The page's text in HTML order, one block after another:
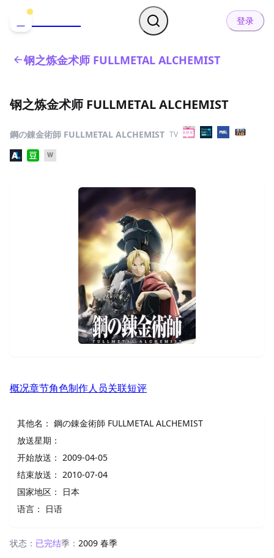
登录
钢之炼金术师 FULLMETAL ALCHEMIST
钢之炼金术师 FULLMETAL ALCHEMIST
鋼の錬金術師 FULLMETAL ALCHEMIST TV
概况章节角色制作人员关联短评
其他名： 鋼の錬金術師 FULLMETAL ALCHEMIST
放送星期：
开始放送： 2009-04-05
结束放送： 2010-07-04
国家地区：
日本
语言：
日语
状态： 已完结季： 2009 春季